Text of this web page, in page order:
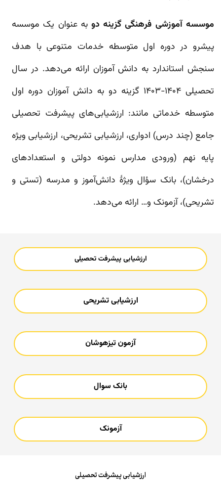
موسسه آموزشی فرهنگی گزینه دو به عنوان یک موسسه
پیشرو در دوره اول متوسطه خدمات متنوعی با هدف
سنجش استاندارد به دانش آموزان ارائه می‌دهد. در سال
تحصیلی ۱۴۰۴-۱۴۰۳ گزینه دو به دانش آموزان دوره اول
متوسطه خدماتی مانند: ارزشیابی‌های پیشرفت تحصیلی
جامع (چند درس) ادواری، ارزشیابی تشریحی، ارزشیابی ویژه
پایه نهم (ورودی مدارس نمونه دولتی و استعدادهای
درخشان)، بانک سؤال ویژۀ دانش‏‌آموز و مدرسه (تستی و
تشریحی)، آزمونک‏ و… ارائه می‌دهد.
ارزشیابی پیشرفت تحصیلی
ارزشیابی تشریحی
آزمون تیزهوشان
بانک سوال
آزمونک
ارزشیابی پیشرفت تحصیلی